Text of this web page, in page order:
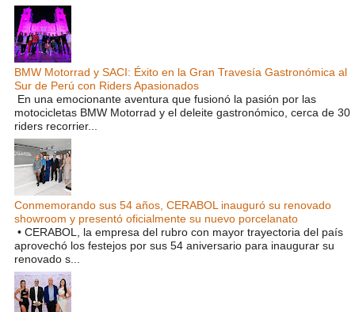
BMW Motorrad y SACI: Éxito en la Gran Travesía Gastronómica al
Sur de Perú con Riders Apasionados
En una emocionante aventura que fusionó la pasión por las
motocicletas BMW Motorrad y el deleite gastronómico, cerca de 30
riders recorrier...
Conmemorando sus 54 años, CERABOL inauguró su renovado
showroom y presentó oficialmente su nuevo porcelanato
• CERABOL, la empresa del rubro con mayor trayectoria del país
aprovechó los festejos por sus 54 aniversario para inaugurar su
renovado s...